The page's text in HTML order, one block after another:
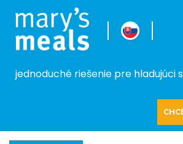
jednoduché riešenie pre hladujúci